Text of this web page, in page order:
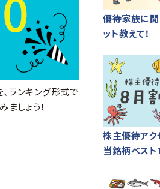
ランキング形式で
しょう！
優待家族に
ット教えて！
株主優待ア
当銘柄ベスト